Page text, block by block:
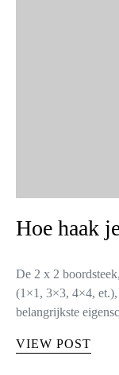
Hoe haak
De 2 x 2
(1×1, 3×3, 4×4, et.),
belangrijkste
VIEW POST